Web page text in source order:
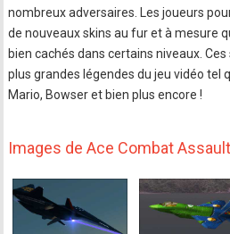
nombreux adversaires. Les joueurs
de nouveaux skins au fur et à mesure
bien cachés dans certains niveaux.
plus grandes légendes du jeu vidéo tel
Mario, Bowser et bien plus encore !
Images de Ace Combat